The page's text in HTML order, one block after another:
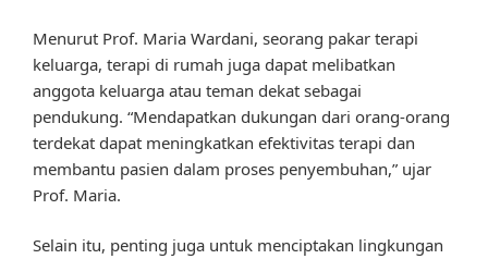
Menurut Prof. Maria Wardani, seorang pakar terapi
keluarga, terapi di rumah juga dapat melibatkan
anggota keluarga atau teman dekat sebagai
pendukung. “Mendapatkan dukungan dari orang-orang
terdekat dapat meningkatkan efektivitas terapi dan
membantu pasien dalam proses penyembuhan,” ujar
Prof. Maria.
Selain itu, penting juga untuk menciptakan lingkungan